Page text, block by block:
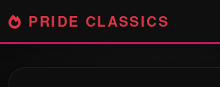
PRIDE CLASSICS